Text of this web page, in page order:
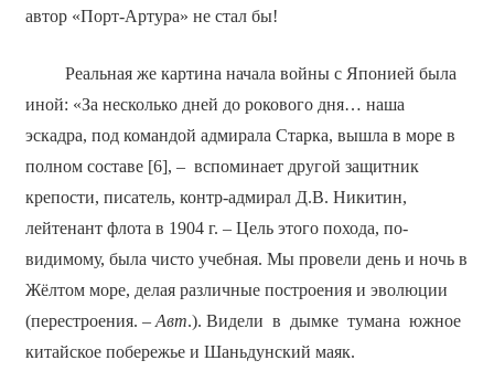
автор «Порт-Артура» не стал бы!
Реальная же картина начала войны с Японией была
иной: «За несколько дней до рокового дня… наша
эскадра, под командой адмирала Старка, вышла в море в
полном составе [6], – вспоминает другой защитник
крепости, писатель, контр-адмирал Д.В. Никитин,
лейтенант флота в 1904 г. – Цель этого похода, по-
видимому, была чисто учебная. Мы провели день и ночь в
Жёлтом море, делая различные построения и эволюции
(перестроения. – Авт.). Видели в дымке тумана южное
китайское побережье и Шаньдунский маяк.